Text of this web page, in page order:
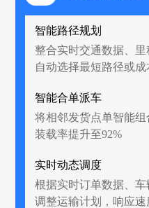
智能路径规划
整合实时交通数据、里
自动选择最短路径或
智能合单派车
将相邻发货点单智能组
装载率提升至92%
实时动态调度
根据实时订单数据、
调整运输计划，响应